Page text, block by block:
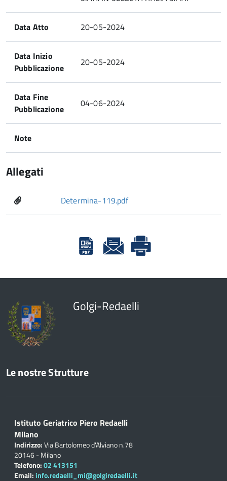
Data Atto 20-05-2024
Data Inizio
Pubblicazione
20-05-2024
Data Fine
Pubblicazione
04-06-2024
Note
Allegati
Determina-119.pdf
Golgi-Redaelli
Le nostre Strutture
Istituto Geriatrico Piero Redaelli
Milano
Indirizzo:Via Bartolomeo d'Alviano n.78
20146 - Milano
Telefono:02 413151
Email: info.redaelli_mi@golgiredaelli.it